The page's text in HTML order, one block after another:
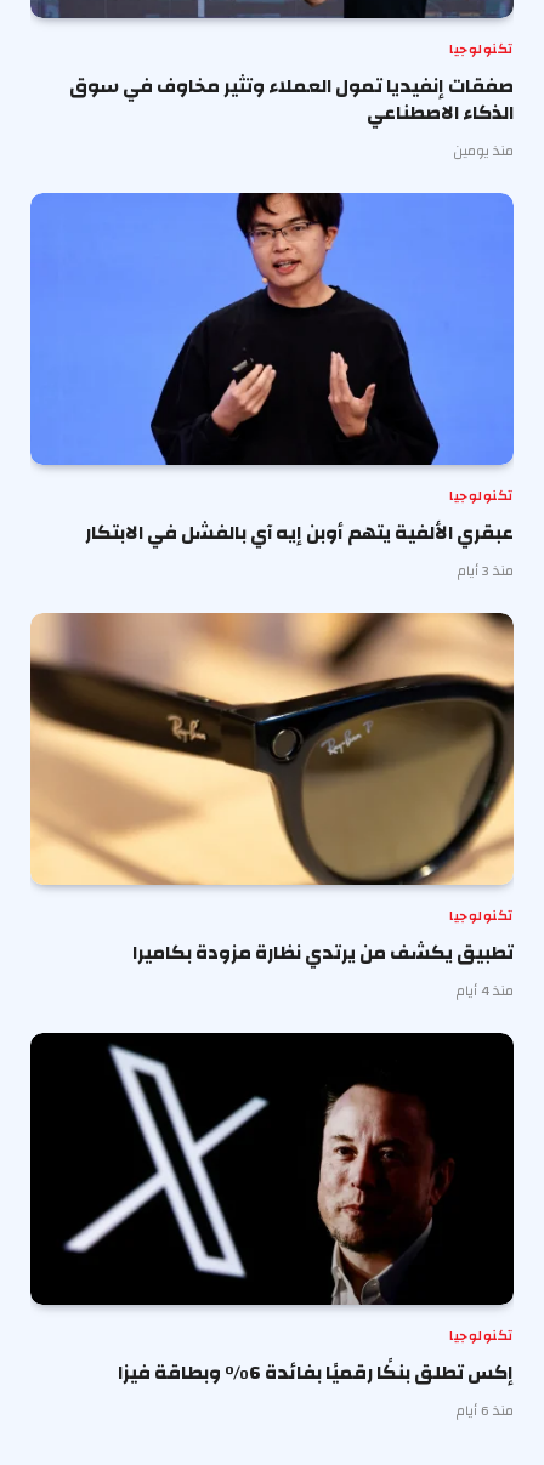
تكنولوجيا
صفقات إنفيديا تمول العملاء وتثير مخاوف في سوق
الذكاء الاصطناعي
منذ يومين
تكنولوجيا
عبقري الألفية يتهم أوبن إيه آي بالفشل في الابتكار
منذ 3 أيام
تكنولوجيا
تطبيق يكشف من يرتدي نظارة مزودة بكاميرا
منذ 4 أيام
تكنولوجيا
إكس تطلق بنكًا رقميًا بفائدة 6% وبطاقة فيزا
منذ 6 أيام